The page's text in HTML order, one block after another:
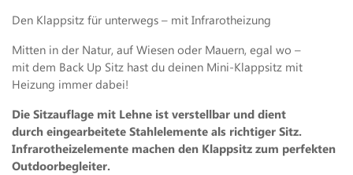
Den Klappsitz für unterwegs – mit Infrarotheizung
Mitten in der Natur, auf Wiesen oder Mauern, egal wo –
mit dem Back Up Sitz hast du deinen Mini-Klappsitz mit
Heizung immer dabei!
Die Sitzauflage mit Lehne ist verstellbar und dient
durch eingearbeitete Stahlelemente als richtiger Sitz.
Infrarotheizelemente machen den Klappsitz zum perfekten
Outdoorbegleiter.